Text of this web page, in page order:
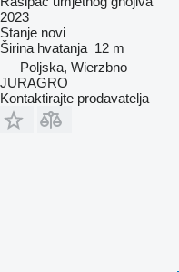
2023
Stanje novi
Širina hvatanja 12 m
Poljska, Wierzbno
JURAGRO
Kontaktirajte prodavatelja